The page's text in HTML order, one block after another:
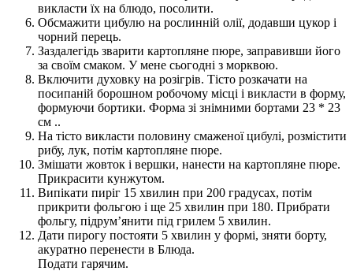
викласти їх на блюдо, посолити.
Обсмажити цибулю на рослинній олії, додавши цукор і
чорний перець.
Заздалегідь зварити картопляне пюре, заправивши його
за своїм смаком. У мене сьогодні з морквою.
Включити духовку на розігрів. Тісто розкачати на
посипаній борошном робочому місці і викласти в форму,
формуючи бортики. Форма зі знімними бортами 23 * 23
см ..
На тісто викласти половину смаженої цибулі, розмістити
рибу, лук, потім картопляне пюре.
Змішати жовток і вершки, нанести на картопляне пюре.
Прикрасити кунжутом.
Випікати пиріг 15 хвилин при 200 градусах, потім
прикрити фольгою і ще 25 хвилин при 180. Прибрати
фольгу, підрум’янити під грилем 5 хвилин.
Дати пирогу постояти 5 хвилин у формі, зняти борту,
акуратно перенести в Блюда.
Подати гарячим.